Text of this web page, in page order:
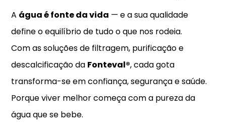
A água é fonte da vida — e a sua qualidade
define o equilíbrio de tudo o que nos rodeia.
Com as soluções de filtragem, purificação e
descalcificação da Fonteval®, cada gota
transforma-se em confiança, segurança e saúde.
Porque viver melhor começa com a pureza da
água que se bebe.